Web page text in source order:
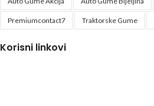
Premiumcontact7 Traktorske Gume
Korisni linkovi